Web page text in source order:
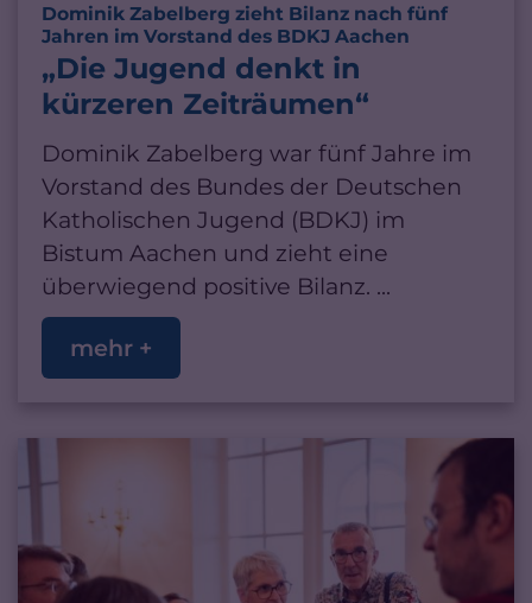
Dominik Zabelberg zieht Bilanz nach fünf
Jahren im Vorstand des BDKJ Aachen
„Die Jugend denkt in
kürzeren Zeiträumen“
Dominik Zabelberg war fünf Jahre im
Vorstand des Bundes der Deutschen
Katholischen Jugend (BDKJ) im
Bistum Aachen und zieht eine
überwiegend positive Bilanz. ...
mehr +